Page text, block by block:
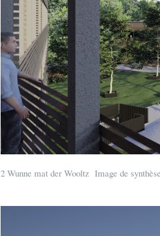
2 Wunne mat der Wooltz Image de